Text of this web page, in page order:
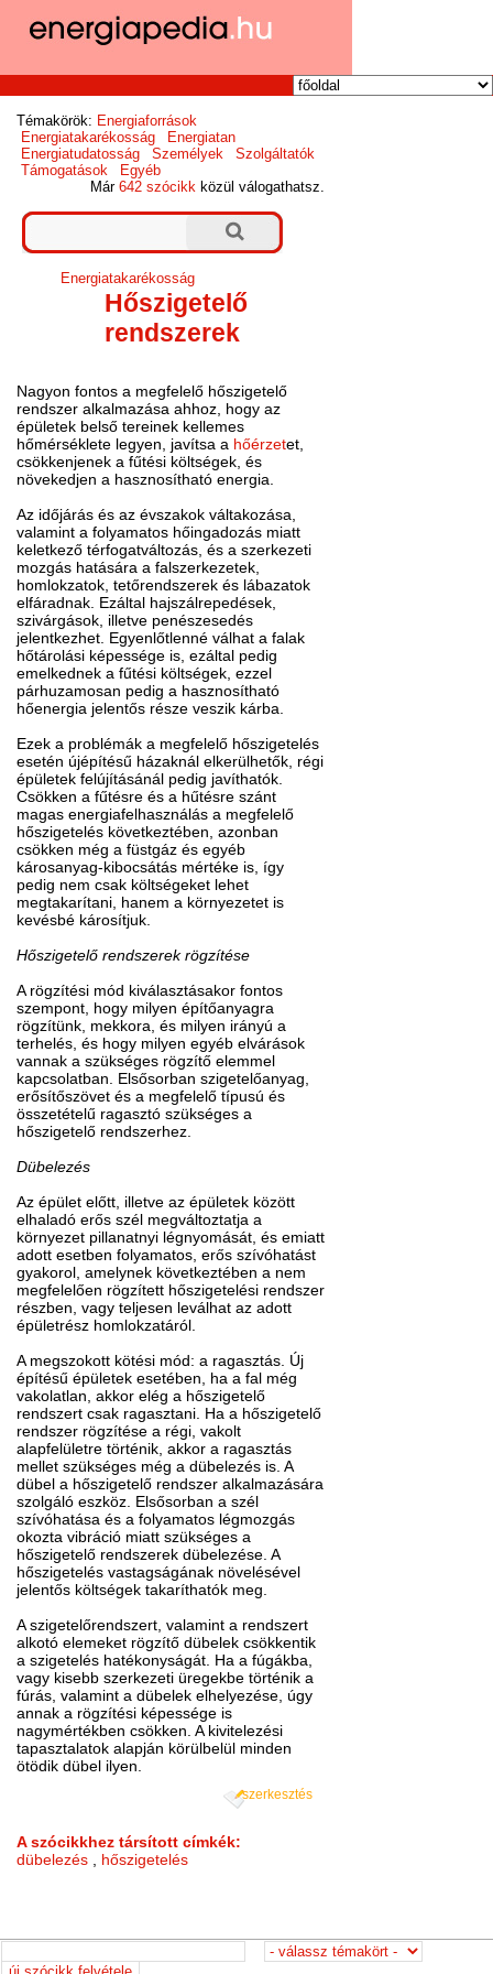
Témakörök: Energiaforrások
Energiatakarékosság
Energiatan
Energiatudatosság
Személyek
Szolgáltatók
Támogatások
Egyéb
Már642 szócikk közül válogathatsz.
Energiatakarékosság
Hőszigetelő
rendszerek
Nagyon fontos a megfelelő hőszigetelő
rendszer alkalmazása ahhoz, hogy az
épületek belső tereinek kellemes
hőmérséklete legyen, javítsa a hőérzetet,
csökkenjenek a fűtési költségek, és
növekedjen a hasznosítható energia.
Az időjárás és az évszakok váltakozása,
valamint a folyamatos hőingadozás miatt
keletkező térfogatváltozás, és a szerkezeti
mozgás hatására a falszerkezetek,
homlokzatok, tetőrendszerek és lábazatok
elfáradnak. Ezáltal hajszálrepedések,
szivárgások, illetve penészesedés
jelentkezhet. Egyenlőtlenné válhat a falak
hőtárolási képessége is, ezáltal pedig
emelkednek a fűtési költségek, ezzel
párhuzamosan pedig a hasznosítható
hőenergia jelentős része veszik kárba.
Ezek a problémák a megfelelő hőszigetelés
esetén újépítésű házaknál elkerülhetők, régi
épületek felújításánál pedig javíthatók.
Csökken a fűtésre és a hűtésre szánt
magas energiafelhasználás a megfelelő
hőszigetelés következtében, azonban
csökken még a füstgáz és egyéb
károsanyag-kibocsátás mértéke is, így
pedig nem csak költségeket lehet
megtakarítani, hanem a környezetet is
kevésbé károsítjuk.
Hőszigetelő rendszerek rögzítése
A rögzítési mód kiválasztásakor fontos
szempont, hogy milyen építőanyagra
rögzítünk, mekkora, és milyen irányú a
terhelés, és hogy milyen egyéb elvárások
vannak a szükséges rögzítő elemmel
kapcsolatban. Elsősorban szigetelőanyag,
erősítőszövet és a megfelelő típusú és
összetételű ragasztó szükséges a
hőszigetelő rendszerhez.
Dübelezés
Az épület előtt, illetve az épületek között
elhaladó erős szél megváltoztatja a
környezet pillanatnyi légnyomását, és emiatt
adott esetben folyamatos, erős szívóhatást
gyakorol, amelynek következtében a nem
megfelelően rögzített hőszigetelési rendszer
részben, vagy teljesen leválhat az adott
épületrész homlokzatáról.
A megszokott kötési mód: a ragasztás. Új
építésű épületek esetében, ha a fal még
vakolatlan, akkor elég a hőszigetelő
rendszert csak ragasztani. Ha a hőszigetelő
rendszer rögzítése a régi, vakolt
alapfelületre történik, akkor a ragasztás
mellet szükséges még a dübelezés is. A
dübel a hőszigetelő rendszer alkalmazására
szolgáló eszköz. Elsősorban a szél
szívóhatása és a folyamatos légmozgás
okozta vibráció miatt szükséges a
hőszigetelő rendszerek dübelezése. A
hőszigetelés vastagságának növelésével
jelentős költségek takaríthatók meg.
A szigetelőrendszert, valamint a rendszert
alkotó elemeket rögzítő dübelek csökkentik
a szigetelés hatékonyságát. Ha a fúgákba,
vagy kisebb szerkezeti üregekbe történik a
fúrás, valamint a dübelek elhelyezése, úgy
annak a rögzítési képessége is
nagymértékben csökken. A kivitelezési
tapasztalatok alapján körülbelül minden
ötödik dübel ilyen.
szerkesztés
A szócikkhez társított címkék:
dübelezés , hőszigetelés